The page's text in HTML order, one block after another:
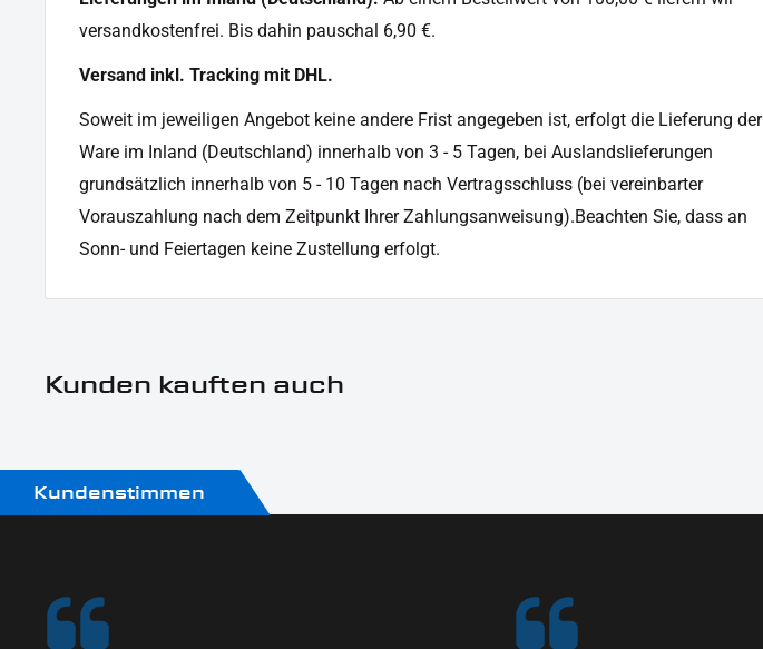
versandkostenfrei. Bis dahin pauschal 6,90 €.
Versand inkl. Tracking mit DHL.
Soweit im jeweiligen Angebot keine andere Frist angegeben ist, erfolgt die Lieferung der
Ware im Inland (Deutschland) innerhalb von 3 - 5 Tagen, bei Auslandslieferungen
grundsätzlich innerhalb von 5 - 10 Tagen nach Vertragsschluss (bei vereinbarter
Vorauszahlung nach dem Zeitpunkt Ihrer Zahlungsanweisung).Beachten Sie, dass an
Sonn- und Feiertagen keine Zustellung erfolgt.
Kunden kauften auch
Kundenstimmen